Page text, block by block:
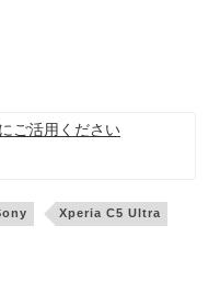
ご活用ください
Xperia C5 Ultra